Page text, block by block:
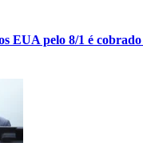
EUA pelo 8/1 é